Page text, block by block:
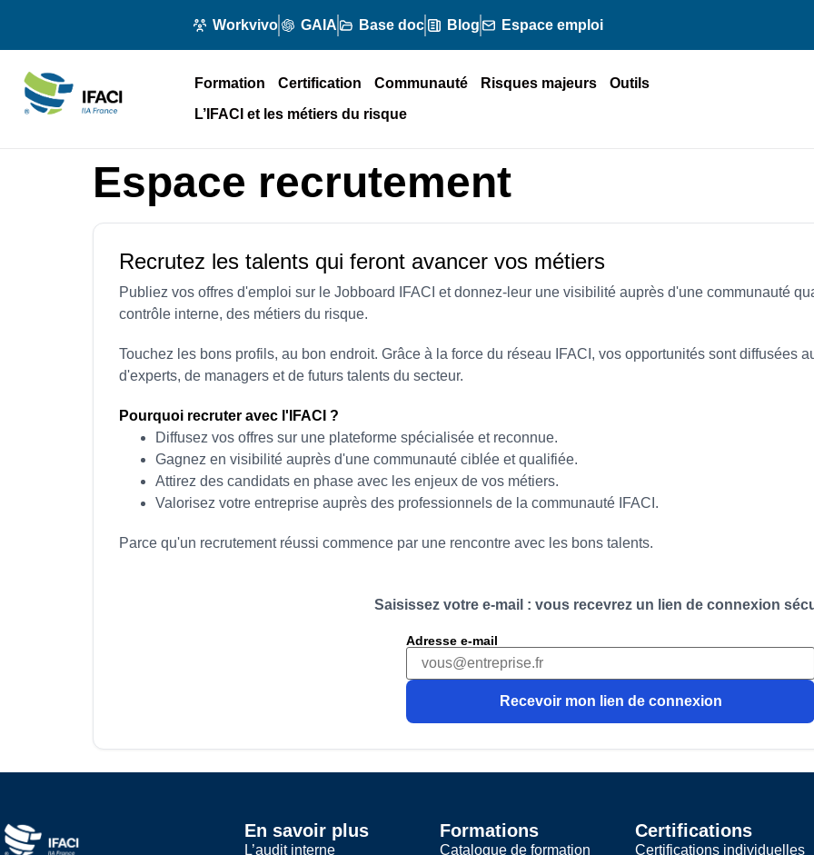
Workvivo GAIA Base doc Blog Espace emploi
Formation Certification Communauté Risques majeurs
Outils
L’IFACI et les métiers du risque
Espace recrutement
Recrutez les talents qui feront avancer vos métiers
Publiez vos offres d'emploi sur le Jobboard IFACI et donnez-leur une visibilité auprès d'une communauté
contrôle interne, des métiers du risque.
Touchez les bons profils, au bon endroit. Grâce à la force du réseau IFACI, vos opportunités sont diffusées
d'experts, de managers et de futurs talents du secteur.
Pourquoi recruter avec l'IFACI ?
Diffusez vos offres sur une plateforme spécialisée et reconnue.
Gagnez en visibilité auprès d'une communauté ciblée et qualifiée.
Attirez des candidats en phase avec les enjeux de vos métiers.
Valorisez votre entreprise auprès des professionnels de la communauté IFACI.
Parce qu'un recrutement réussi commence par une rencontre avec les bons talents.
Saisissez votre e-mail : vous recevrez un lien de connexion
Adresse e-mail
Recevoir mon lien de connexion
En savoir plus
L’audit interne
Formations
Catalogue de formation
Certifications
Certifications individuelles